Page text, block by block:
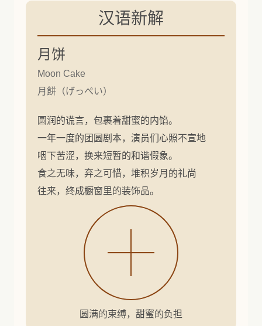
汉语新解
月饼
Moon Cake
月餅（げっぺい）
圆润的谎言，包裹着甜蜜的内馅。
一年一度的团圆剧本，演员们心照不宣地
咽下苦涩，换来短暂的和谐假象。
食之无味，弃之可惜，堆积岁月的礼尚
往来，终成橱窗里的装饰品。
圆满的束缚，甜蜜的负担